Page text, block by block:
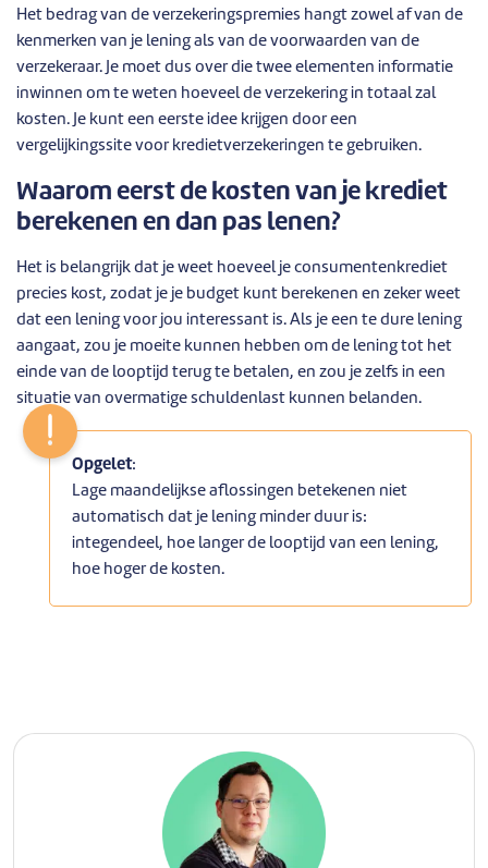
Het bedrag van de verzekeringspremies hangt zowel af van de
kenmerken van je lening als van de voorwaarden van de
verzekeraar. Je moet dus over die twee elementen informatie
inwinnen om te weten hoeveel de verzekering in totaal zal
kosten. Je kunt een eerste idee krijgen door een
vergelijkingssite voor kredietverzekeringen te gebruiken.
Waarom eerst de kosten van je krediet
berekenen en dan pas lenen?
Het is belangrijk dat je weet hoeveel je consumentenkrediet
precies kost, zodat je je budget kunt berekenen en zeker weet
dat een lening voor jou interessant is. Als je een te dure lening
aangaat, zou je moeite kunnen hebben om de lening tot het
einde van de looptijd terug te betalen, en zou je zelfs in een
situatie van overmatige schuldenlast kunnen belanden.
Opgelet:
Lage maandelijkse aflossingen betekenen niet
automatisch dat je lening minder duur is:
integendeel, hoe langer de looptijd van een lening,
hoe hoger de kosten.